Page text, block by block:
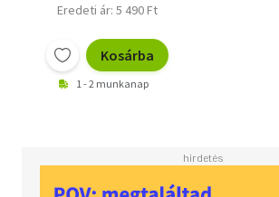
Eredeti ár: 5 490 Ft
Kosárba
1 - 2 munkanap